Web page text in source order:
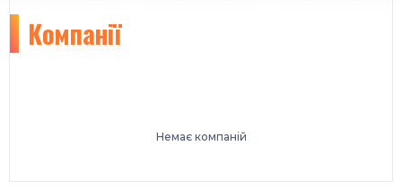
Компанії
Немає компаній